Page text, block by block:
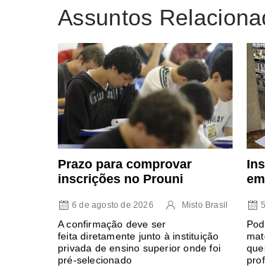
Assuntos
Prazo para comprovar
inscrições no Prouni
6 de agosto de 2026 Misto Brasil
A confirmação deve ser
feita diretamente junto à instituição
privada de ensino superior onde foi
pré-selecionado